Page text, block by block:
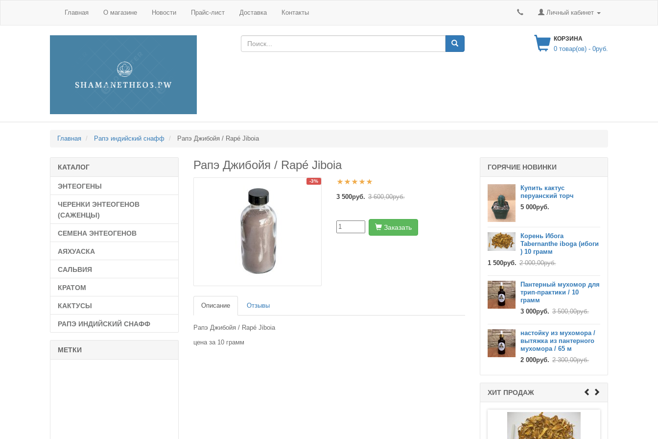
Главная О магазине Новости Прайс-лист Доставка Контакты Личный кабинет
КОРЗИНА
0 товар(ов) - 0руб.
Главная Рапэ индийский снафф Рапэ Джибойя / Rapé Jiboia
КАТАЛОГ
ЭНТЕОГЕНЫ
ЧЕРЕНКИ ЭНТЕОГЕНОВ
(САЖЕНЦЫ)
СЕМЕНА ЭНТЕОГЕНОВ
АЯХУАСКА
САЛЬВИЯ
КРАТОМ
КАКТУСЫ
РАПЭ ИНДИЙСКИЙ СНАФФ
МЕТКИ
Рапэ Джибойя / Rapé Jiboia
-3%
3 500руб. 3 600,00руб.
Заказать
Описание Отзывы
Рапэ Джибойя / Rapé Jiboia
цена за 10 грамм
ГОРЯЧИЕ НОВИНКИ
Купить кактус
перуанский торч
5 000руб.
Корень Ибога
Tabernanthe iboga (ибоги
) 10 грамм
1 500руб. 2 000,00руб.
Пантерный мухомор для
трип-практики / 10
грамм
3 000руб. 3 500,00руб.
настойку из мухомора /
вытяжка из пантерного
мухомора / 65 м
2 000руб. 2 300,00руб.
ХИТ ПРОДАЖ
Готовый напиток Аяуаска
(ayahuasca) ayawaska 550 мл с
дмт
(Salvia divinorum)
2 000руб. 2 200,00руб.